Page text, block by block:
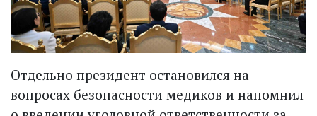
Отдельно президент остановился на
вопросах безопасности медиков и напомнил